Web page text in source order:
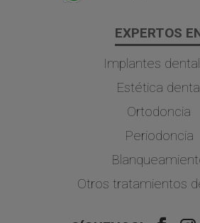
EXPERTOS
Implantes
Estética
Ortodoncia
Periodoncia
Otros tratamientos